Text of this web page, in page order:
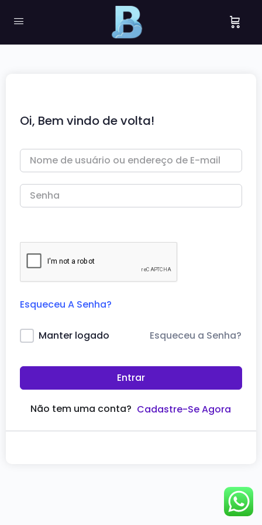
Oi, Bem vindo de volta!
Esqueceu A Senha?
Manter logado Esqueceu a Senha?
Entrar
Não tem uma conta? Cadastre-Se Agora